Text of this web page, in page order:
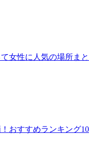
女性に人気の場所まと
おすすめランキング10